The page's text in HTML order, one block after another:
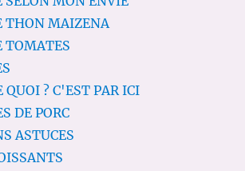
THON MAIZENA
TOMATES
QUOI ? C'EST PAR ICI
DE PORC
ASTUCES